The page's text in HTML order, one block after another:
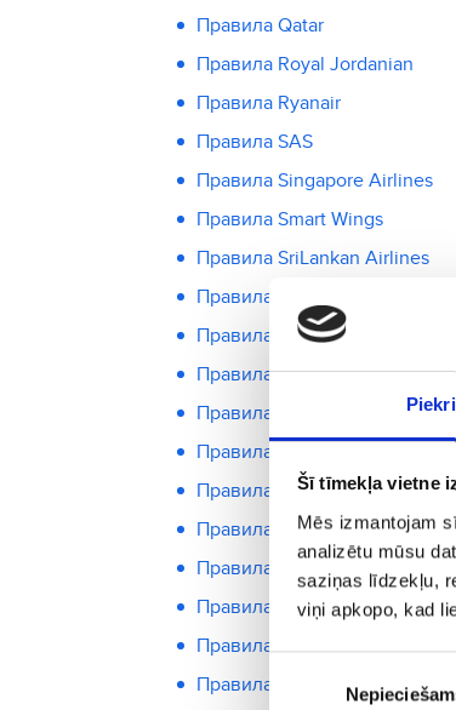
Šī tīmekļa vietne
Mēs izmantojam
analizētu mūsu
saziņas līdzekļu,
viņi apkopo, kad
izvēle
Правила Qatar
Правила Royal Jordanian
Правила Ryanair
Правила SAS
Правила Singapore Airlines
Правила Smart Wings
Правила SriLankan Airlines
Правила Swiss Airlines
Правила TAP Portugal
Правила Tarom
Правила перевозчика
Правила Thai Airlines
Правила Tunisair
Правила Turkish Airlines
Правила United Airlines
Правила Uzbekistan Airways
Правила Virgin Atlantic
Правила Wideroe